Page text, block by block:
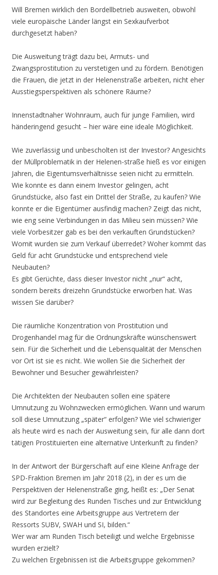
Will Bremen wirklich den Bordellbetrieb ausweiten, obwohl
viele europäische Länder längst ein Sexkaufverbot
durchgesetzt haben?
Die Ausweitung trägt dazu bei, Armuts- und
Zwangsprostitution zu verstetigen und zu fördern. Benötigen
die Frauen, die jetzt in der Helenenstraße arbeiten, nicht eher
Ausstiegsperspektiven als schönere Räume?
Innenstadtnaher Wohnraum, auch für junge Familien, wird
händeringend gesucht – hier wäre eine ideale Möglichkeit.
Wie zuverlässig und unbescholten ist der Investor? Angesichts
der Müllproblematik in der Helenen-straße hieß es vor einigen
Jahren, die Eigentumsverhältnisse seien nicht zu ermitteln.
Wie konnte es dann einem Investor gelingen, acht
Grundstücke, also fast ein Drittel der Straße, zu kaufen? Wie
konnte er die Eigentümer ausfindig machen? Zeigt das nicht,
wie eng seine Verbindungen in das Milieu sein müssen? Wie
viele Vorbesitzer gab es bei den verkauften Grundstücken?
Womit wurden sie zum Verkauf überredet? Woher kommt das
Geld für acht Grundstücke und entsprechend viele
Neubauten?
Es gibt Gerüchte, dass dieser Investor nicht „nur“ acht,
sondern bereits dreizehn Grundstücke erworben hat. Was
wissen Sie darüber?
Die räumliche Konzentration von Prostitution und
Drogenhandel mag für die Ordnungskräfte wünschenswert
sein. Für die Sicherheit und die Lebensqualität der Menschen
vor Ort ist sie es nicht. Wie wollen Sie die Sicherheit der
Bewohner und Besucher gewährleisten?
Die Architekten der Neubauten sollen eine spätere
Umnutzung zu Wohnzwecken ermöglichen. Wann und warum
soll diese Umnutzung „später“ erfolgen? Wie viel schwieriger
als heute wird es nach der Ausweitung sein, für alle dann dort
tätigen Prostituierten eine alternative Unterkunft zu finden?
In der Antwort der Bürgerschaft auf eine Kleine Anfrage der
SPD-Fraktion Bremen im Jahr 2018 (2), in der es um die
Perspektiven der Helenenstraße ging, heißt es: „Der Senat
wird zur Begleitung des Runden Tisches und zur Entwicklung
des Standortes eine Arbeitsgruppe aus Vertretern der
Ressorts SUBV, SWAH und SI, bilden.“
Wer war am Runden Tisch beteiligt und welche Ergebnisse
wurden erzielt?
Zu welchen Ergebnissen ist die Arbeitsgruppe gekommen?